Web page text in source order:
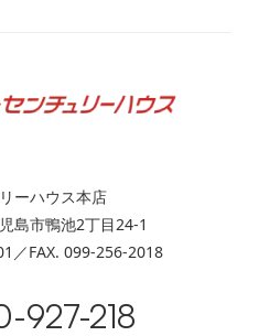
ーハウス本店
島市鴨池2丁目24-1
／FAX. 099-256-2018
927-218